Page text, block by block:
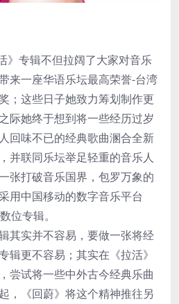
》专辑不但拉阔了大家对音乐
来一座华语乐坛最高荣誉-台湾
；这些日子她致力筹划制作更
际她终于想到将一些经历过岁
回味不已的经典歌曲溷合全新
并联同乐坛举足轻重的音乐人
张打破音乐国界，包罗万象的
用中国移动的数字音乐平台
位专辑。
其实并不容易，要做一张将经
辑更不容易；其实在《拉活》
尝试将一些中外古今经典乐曲
，《回蔚》将这个精神推往另